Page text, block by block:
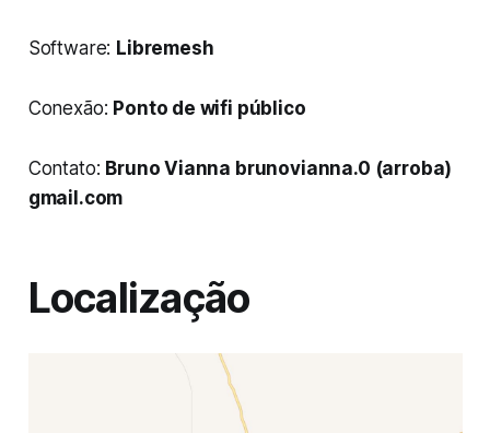
Software: Libremesh
Conexão: Ponto de wifi público
Contato: Bruno Vianna brunovianna.0 (arroba)
gmail.com
Localização